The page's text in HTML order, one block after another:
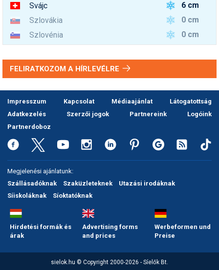
Svájc
6 cm
Szlovákia
0 cm
Szlovénia
0 cm
FELIRATKOZOM A HÍRLEVÉLRE
Impresszum Kapcsolat Médiaajánlat
Látogatottság
Adatkezelés
Szerzői jogok Partnereink
Logóink
Partnerdoboz
Megjelenési ajánlatunk:
Szállásadóknak
Szaküzleteknek
Utazási irodáknak
Síiskoláknak
Síoktatóknak
Hirdetési formák és
árak
Advertising forms
and prices
Werbeformen und
Preise
sielok.hu © Copyright 2000-2026 - Síelők Bt.